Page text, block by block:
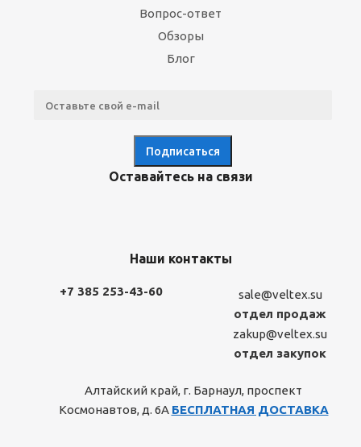
Вопрос-ответ
Обзоры
Блог
Оставайтесь на связи
Наши контакты
+7 385 253-43-60
sale@veltex.su
отдел продаж
zakup@veltex.su
отдел закупок
Алтайский край, г. Барнаул, проспект
Космонавтов, д. 6А БЕСПЛАТНАЯ ДОСТАВКА